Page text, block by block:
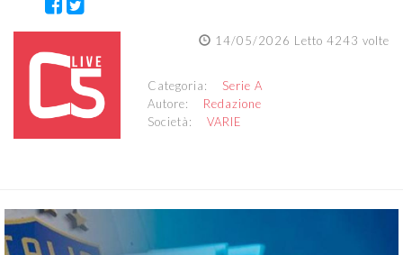
14/05/2026 Letto 4243 volte
Categoria: Serie A
Autore: Redazione
Società:VARIE